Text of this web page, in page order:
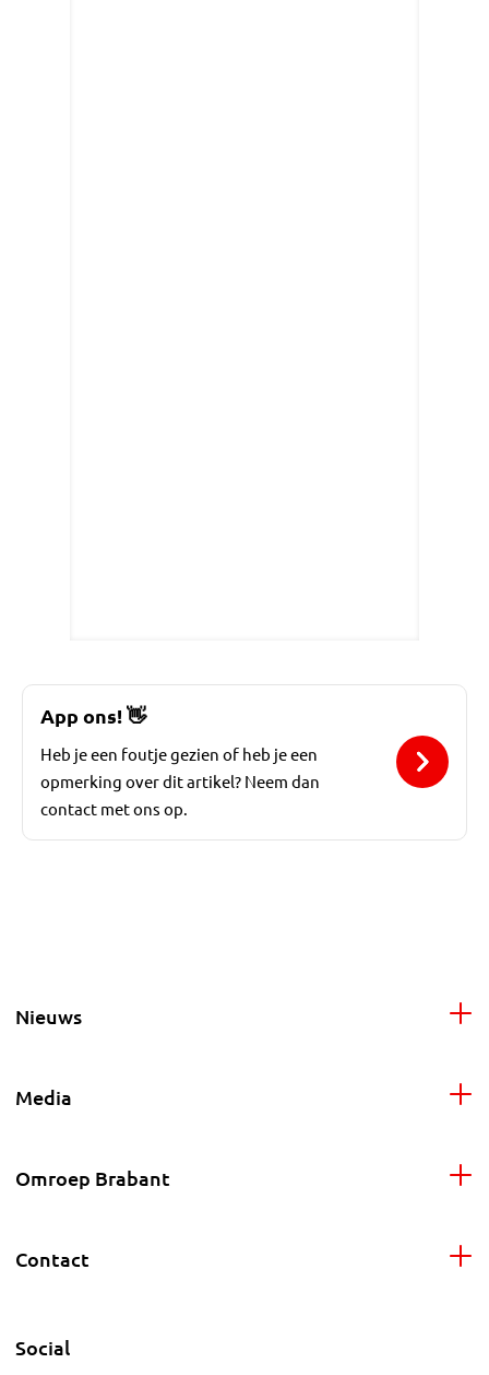
App ons! 👋
Heb je een foutje gezien of heb je een
opmerking over dit artikel? Neem dan
contact met ons op.
Nieuws
Media
Omroep Brabant
Contact
Social